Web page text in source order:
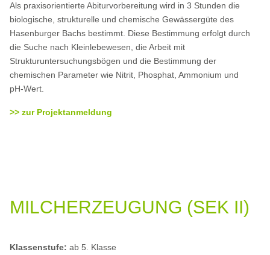
Als praxisorientierte Abiturvorbereitung wird in 3 Stunden die
biologische, strukturelle und chemische Gewässergüte des
Hasenburger Bachs bestimmt. Diese Bestimmung erfolgt durch
die Suche nach Kleinlebewesen, die Arbeit mit
Strukturuntersuchungsbögen und die Bestimmung der
chemischen Parameter wie Nitrit, Phosphat, Ammonium und
pH-Wert.
>> zur Projektanmeldung
MILCHERZEUGUNG (SEK II)
Klassenstufe:ab 5. Klasse